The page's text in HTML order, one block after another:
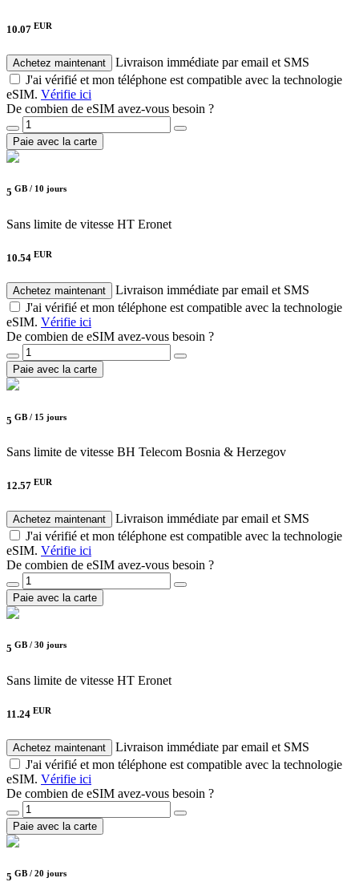
10.07 EUR
Achetez maintenant
Livraison immédiate par email et SMS
J'ai vérifié et mon téléphone est compatible avec la technologie
eSIM. Vérifie ici
De combien de eSIM avez-vous besoin ?
Paie avec la carte
5 GB / 10 jours
Sans limite de vitesse HT Eronet
10.54 EUR
Achetez maintenant
Livraison immédiate par email et SMS
J'ai vérifié et mon téléphone est compatible avec la technologie
eSIM. Vérifie ici
De combien de eSIM avez-vous besoin ?
Paie avec la carte
5 GB / 15 jours
Sans limite de vitesse BH Telecom Bosnia & Herzegov
12.57 EUR
Achetez maintenant
Livraison immédiate par email et SMS
J'ai vérifié et mon téléphone est compatible avec la technologie
eSIM. Vérifie ici
De combien de eSIM avez-vous besoin ?
Paie avec la carte
5 GB / 30 jours
Sans limite de vitesse HT Eronet
11.24 EUR
Achetez maintenant
Livraison immédiate par email et SMS
J'ai vérifié et mon téléphone est compatible avec la technologie
eSIM. Vérifie ici
De combien de eSIM avez-vous besoin ?
Paie avec la carte
5 GB / 20 jours